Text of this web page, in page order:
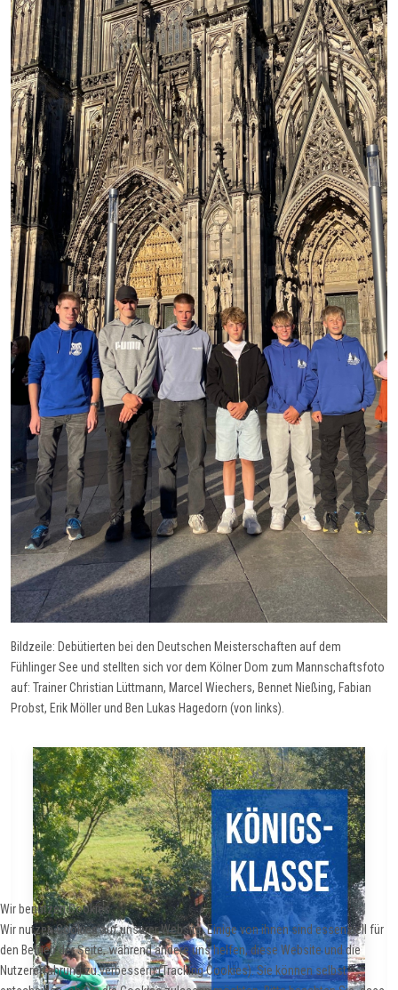
Bildzeile: Debütierten bei den Deutschen Meisterschaften auf dem
Fühlinger See und stellten sich vor dem Kölner Dom zum Mannschaftsfoto
auf: Trainer Christian Lüttmann, Marcel Wiechers, Bennet Nießing, Fabian
Probst, Erik Möller und Ben Lukas Hagedorn (von links).
Wir benutzen Cookies
Wir nutzen Cookies auf unserer Website. Einige von ihnen sind essenziell für
den Betrieb der Seite, während andere uns helfen, diese Website und die
Nutzererfahrung zu verbessern (Tracking Cookies). Sie können selbst